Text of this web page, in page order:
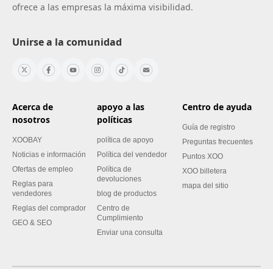
ofrece a las empresas la máxima visibilidad.
Unirse a la comunidad
Acerca de
nosotros
XOOBAY
Noticias e información
Ofertas de empleo
Reglas para
vendedores
Reglas del comprador
GEO & SEO
apoyo a las
políticas
política de apoyo
Política del vendedor
Política de
devoluciones
blog de productos
Centro de
Cumplimiento
Enviar una consulta
Centro de ayuda
Guía de registro
Preguntas frecuentes
Puntos XOO
XOO billetera
mapa del sitio